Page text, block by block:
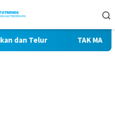
Telur TAK MAU KALAH